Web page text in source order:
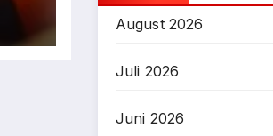
August 2026
Juli 2026
Juni 2026